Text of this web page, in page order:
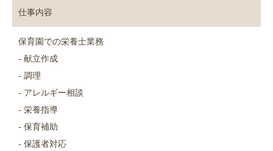
仕事内容
保育園での栄養士業務
- 献立作成
- 調理
- アレルギー相談
- 栄養指導
- 保育補助
- 保護者対応